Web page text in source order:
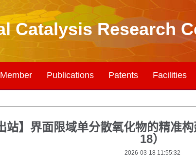
Catalysis Research
Member Publications Patents Facilities
站】界面限域单分散氧化物的精准
18）
2026-03-18 11:55:32